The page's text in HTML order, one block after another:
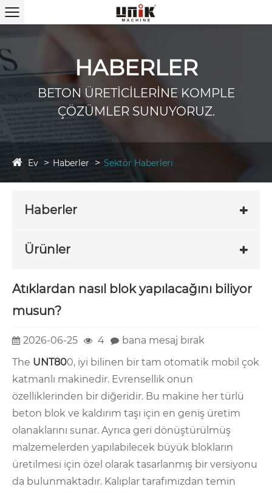
HABERLER
BETON ÜRETİCİLERİNE KOMPLE
ÇÖZÜMLER SUNUYORUZ.
Ev Haberler Sektör Haberleri
Haberler
Ürünler
Atıklardan nasıl blok yapılacağını biliyor
musun?
2026-06-25 4
bana mesaj bırak
The UNT800, iyi bilinen bir tam otomatik mobil çok
katmanlı makinedir. Evrensellik onun
özelliklerinden bir diğeridir. Bu makine her türlü
beton blok ve kaldırım taşı için en geniş üretim
olanaklarını sunar. Ayrıca geri dönüştürülmüş
malzemelerden yapılabilecek büyük blokların
üretilmesi için özel olarak tasarlanmış bir versiyonu
da bulunmaktadır. Kalıplar tarafımızdan temin